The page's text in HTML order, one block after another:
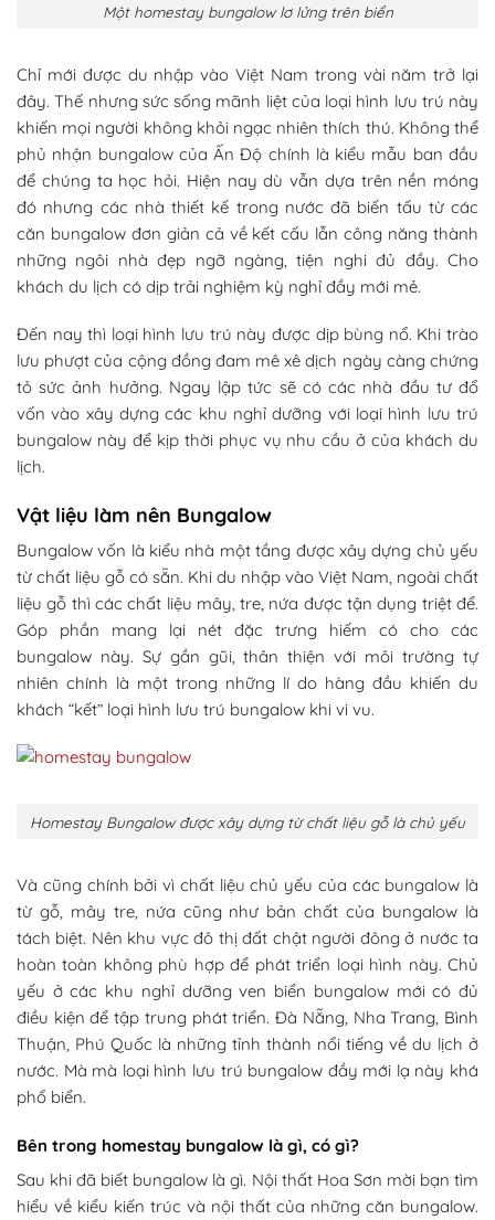
Một homestay bungalow lơ lửng trên biển
Chỉ mới được du nhập vào Việt Nam trong vài năm trở lại
đây. Thế nhưng sức sống mãnh liệt của loại hình lưu trú này
khiến mọi người không khỏi ngạc nhiên thích thú. Không thể
phủ nhận bungalow của Ấn Độ chính là kiểu mẫu ban đầu
để chúng ta học hỏi. Hiện nay dù vẫn dựa trên nền móng
đó nhưng các nhà thiết kế trong nước đã biến tấu từ các
căn bungalow đơn giản cả về kết cấu lẫn công năng thành
những ngôi nhà đẹp ngỡ ngàng, tiện nghi đủ đầy. Cho
khách du lịch có dịp trải nghiệm kỳ nghỉ đầy mới mẻ.
Đến nay thì loại hình lưu trú này được dịp bùng nổ. Khi trào
lưu phượt của cộng đồng đam mê xê dịch ngày càng chứng
tỏ sức ảnh hưởng. Ngay lập tức sẽ có các nhà đầu tư đổ
vốn vào xây dựng các khu nghỉ dưỡng với loại hình lưu trú
bungalow này để kịp thời phục vụ nhu cầu ở của khách du
lịch.
Vật liệu làm nên Bungalow
Bungalow vốn là kiểu nhà một tầng được xây dựng chủ yếu
từ chất liệu gỗ có sẵn. Khi du nhập vào Việt Nam, ngoài chất
liệu gỗ thì các chất liệu mây, tre, nứa được tận dụng triệt để.
Góp phần mang lại nét đặc trưng hiếm có cho các
bungalow này. Sự gần gũi, thân thiện với môi trường tự
nhiên chính là một trong những lí do hàng đầu khiến du
khách “kết” loại hình lưu trú bungalow khi vi vu.
Homestay Bungalow được xây dựng từ chất liệu gỗ là chủ yếu
Và cũng chính bởi vì chất liệu chủ yếu của các bungalow là
từ gỗ, mây tre, nứa cũng như bản chất của bungalow là
tách biệt. Nên khu vực đô thị đất chật người đông ở nước ta
hoàn toàn không phù hợp để phát triển loại hình này. Chủ
yếu ở các khu nghỉ dưỡng ven biển bungalow mới có đủ
điều kiện để tập trung phát triển. Đà Nẵng, Nha Trang, Bình
Thuận, Phú Quốc là những tỉnh thành nổi tiếng về du lịch ở
nước. Mà mà loại hình lưu trú bungalow đầy mới lạ này khá
phổ biển.
Bên trong homestay bungalow là gì, có gì?
Sau khi đã biết bungalow là gì. Nội thất Hoa Sơn mời bạn tìm
hiểu về kiểu kiến trúc và nội thất của những căn bungalow.